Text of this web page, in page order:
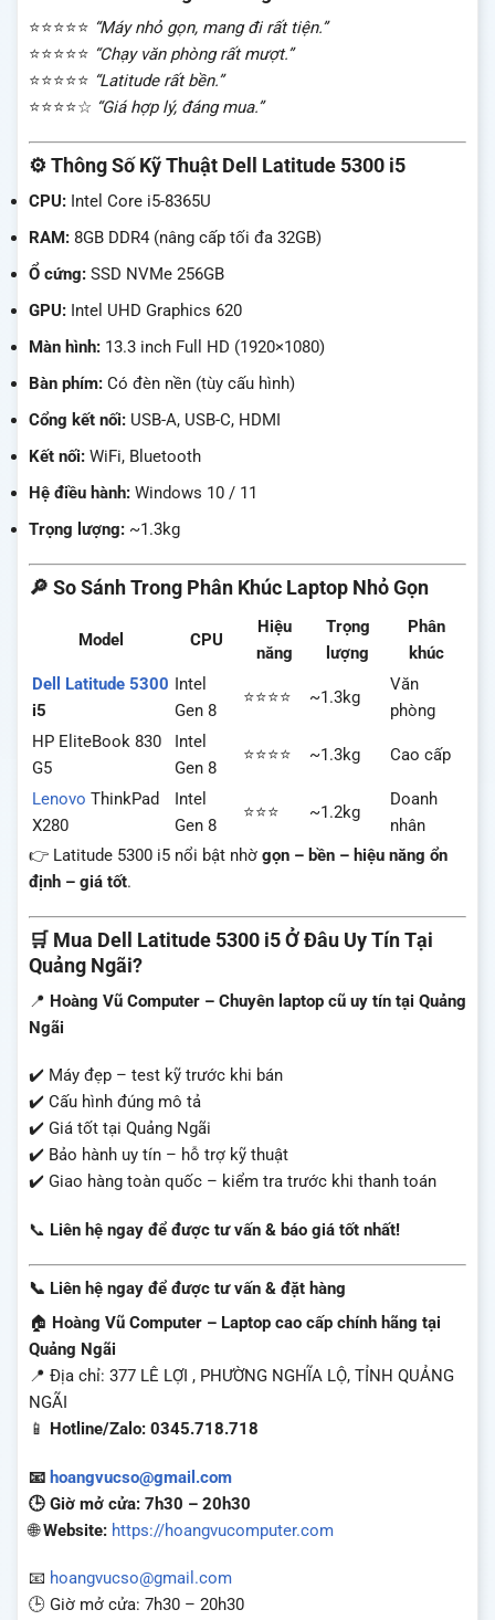
⭐⭐⭐⭐⭐ “Máy nhỏ gọn, mang đi rất tiện.”
⭐⭐⭐⭐⭐ “Chạy văn phòng rất mượt.”
⭐⭐⭐⭐⭐ “Latitude rất bền.”
⭐⭐⭐⭐☆ “Giá hợp lý, đáng mua.”
⚙️ Thông Số Kỹ Thuật Dell Latitude 5300 i5
CPU: Intel Core i5-8365U
RAM: 8GB DDR4 (nâng cấp tối đa 32GB)
Ổ cứng: SSD NVMe 256GB
GPU: Intel UHD Graphics 620
Màn hình: 13.3 inch Full HD (1920×1080)
Bàn phím: Có đèn nền (tùy cấu hình)
Cổng kết nối: USB-A, USB-C, HDMI
Kết nối: WiFi, Bluetooth
Hệ điều hành: Windows 10 / 11
Trọng lượng: ~1.3kg
🔎 So Sánh Trong Phân Khúc Laptop Nhỏ Gọn
Model CPU
Hiệu
năng
Trọng
lượng
Phân
khúc
Dell Latitude 5300
i5
Intel
Gen 8
⭐⭐⭐⭐ ~1.3kg
Văn
phòng
HP EliteBook 830
G5
Intel
Gen 8
⭐⭐⭐⭐ ~1.3kg Cao cấp
Lenovo ThinkPad
X280
Intel
Gen 8
⭐⭐⭐ ~1.2kg
Doanh
nhân
👉 Latitude 5300 i5 nổi bật nhờ gọn – bền – hiệu năng ổn
định – giá tốt.
🛒 Mua Dell Latitude 5300 i5 Ở Đâu Uy Tín Tại
Quảng Ngãi?
📍 Hoàng Vũ Computer – Chuyên laptop cũ uy tín tại Quảng
Ngãi
✔️ Máy đẹp – test kỹ trước khi bán
✔️ Cấu hình đúng mô tả
✔️ Giá tốt tại Quảng Ngãi
✔️ Bảo hành uy tín – hỗ trợ kỹ thuật
✔️ Giao hàng toàn quốc – kiểm tra trước khi thanh toán
📞 Liên hệ ngay để được tư vấn & báo giá tốt nhất!
📞 Liên hệ ngay để được tư vấn & đặt hàng
🏠 Hoàng Vũ Computer – Laptop cao cấp chính hãng tại
Quảng Ngãi
📍 Địa chỉ: 377 LÊ LỢI , PHƯỜNG NGHĨA LỘ, TỈNH QUẢNG
NGÃI
📱 Hotline/Zalo: 0345.718.718
📧 hoangvucso@gmail.com
🕒 Giờ mở cửa: 7h30 – 20h30
🌐Website: https://hoangvucomputer.com
📧 hoangvucso@gmail.com
🕒 Giờ mở cửa: 7h30 – 20h30